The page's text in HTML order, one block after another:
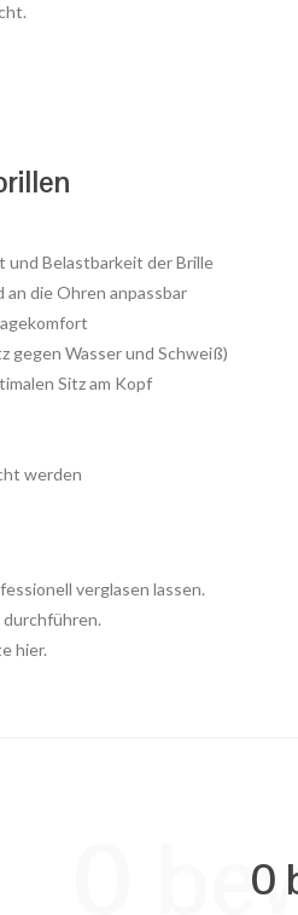
Belastbarkeit der Brille
die Ohren anpassbar
gegen Wasser und Schweiß)
Sitz am Kopf
werden
verglasen lassen.
hier.
0
0